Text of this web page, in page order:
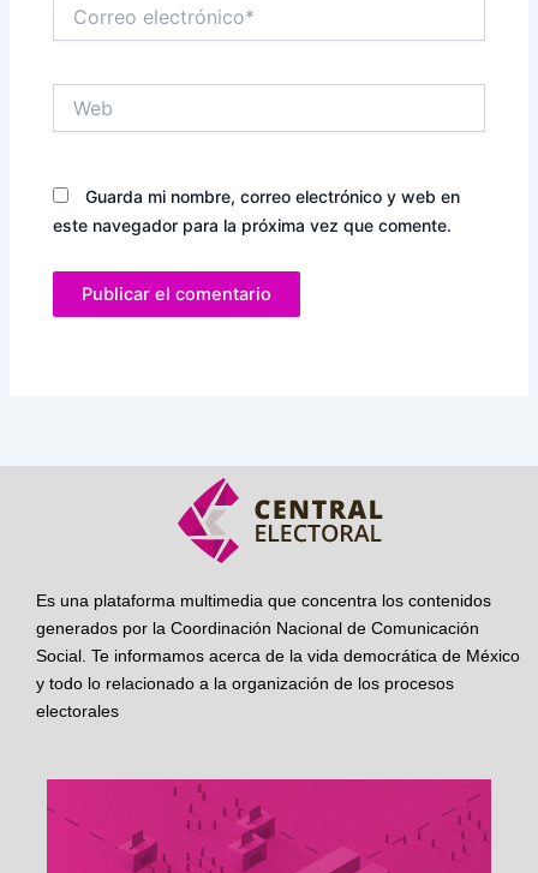
electrónico*
Guarda mi nombre, correo electrónico y web en
este navegador para la próxima vez que comente.
Es una plataforma multimedia que concentra los contenidos
generados por la Coordinación Nacional de Comunicación
Social. Te informamos acerca de la vida democrática de México
y todo lo relacionado a la organización de los procesos
electorales